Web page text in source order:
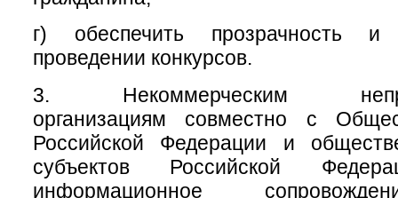
г) обеспечить прозрачность и
проведении конкурсов.
3. Некоммерческим
организациям совместно с
Российской Федерации и
субъектов Российской
информационное